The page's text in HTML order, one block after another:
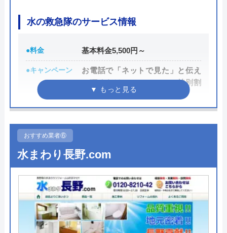
水の救急隊のサービス情報
●料金 基本料金5,500円～
●キャンペーン
お電話で「ネットで見た」と伝え
て頂くだけでOK！WEBの特別割
引3,000円OFF
います
●定休日 年中無休
●出張見積もり 出張見積もり無料
●支払い方法
現金、クレジットカード、NP後払
い、QRコード決済
おすすめ業者⑥
水まわり長野.com